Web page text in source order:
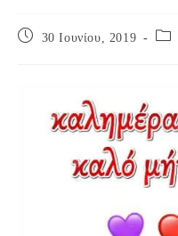
Post
30 Ιουνίου, 2019
Post